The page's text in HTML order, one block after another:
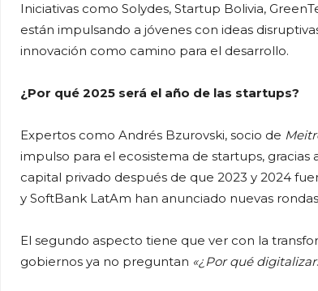
Iniciativas como Solydes, Startup Bolivia,
están impulsando a jóvenes con ideas
innovación como camino para el desarrollo.
¿Por qué 2025 será el año de las startups?
Expertos como Andrés Bzurovski, socio de
impulso para el ecosistema de startups,
capital privado después de que 2023 y 2024
y SoftBank LatAm han anunciado nuevas
El segundo aspecto tiene que ver con la
gobiernos ya no preguntan «¿Por qué